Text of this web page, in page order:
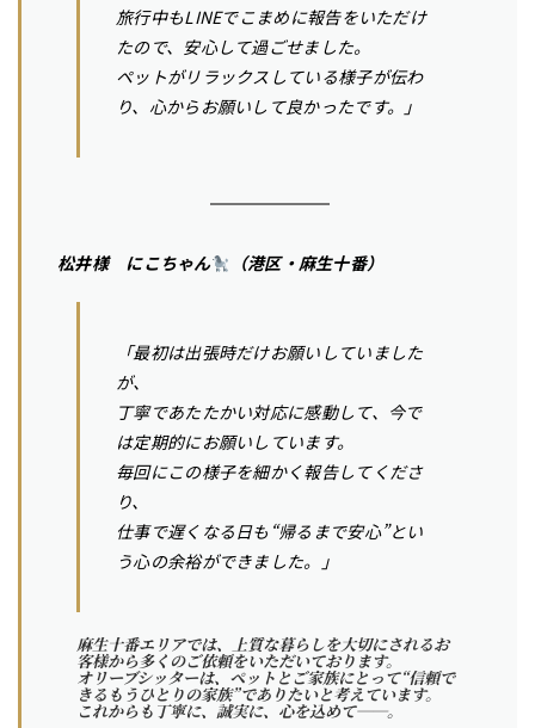
旅行中もLINEでこまめに報告をいただけ
たので、安心して過ごせました。
ペットがリラックスしている様子が伝わ
り、心からお願いして良かったです。」
松井様 にこちゃん （港区・麻生十番）
「最初は出張時だけお願いしていました
が、
丁寧であたたかい対応に感動して、今で
は定期的にお願いしています。
毎回にこの様子を細かく報告してくださ
り、
仕事で遅くなる日も“帰るまで安心”とい
う心の余裕ができました。」
麻生十番エリアでは、上質な暮らしを大切にされるお
客様から多くのご依頼をいただいております。
オリーブシッターは、ペットとご家族にとって“信頼で
きるもうひとりの家族”でありたいと考えています。
これからも丁寧に、誠実に、心を込めて──。